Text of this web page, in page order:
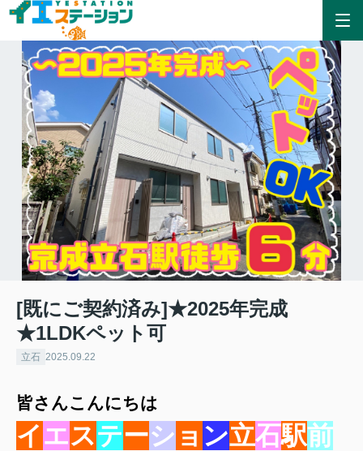
[既にご契約済み]★2025年完成
★1LDKペット可
立石 2025.09.22
皆さんこんにちは
イエステーシ ョ ン立石駅前